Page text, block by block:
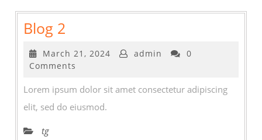
Blog 2
2
March 21, 2024 Marchadmin
0
Comments
Lorem ipsum dolor sit amet consectetur adipiscing
elit, sed do eiusmod.
tg